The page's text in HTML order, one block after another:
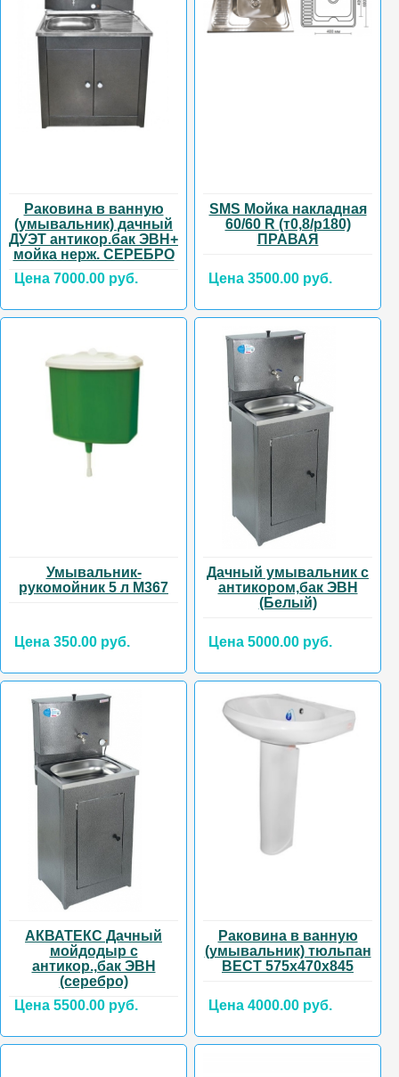
Раковина в ванную
(умывальник) дачный
ДУЭТ антикор.бак ЭВН+
мойка нерж. СЕРЕБРО
Цена 7000.00 руб.
SMS Мойка накладная
60/60 R (т0,8/р180)
ПРАВАЯ
Цена 3500.00 руб.
Умывальник-
рукомойник 5 л М367
Цена 350.00 руб.
Дачный умывальник с
антикором,бак ЭВН
(Белый)
Цена 5000.00 руб.
АКВАТЕКС Дачный
мойдодыр с
антикор.,бак ЭВН
(серебро)
Цена 5500.00 руб.
Раковина в ванную
(умывальник) тюльпан
ВЕСТ 575х470х845
Цена 4000.00 руб.